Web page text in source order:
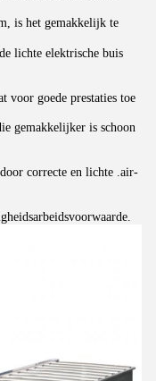
is het gemakkelijk te
lichte elektrische buis
voor goede prestaties toe
gemakkelijker is schoon
correcte en lichte .air-